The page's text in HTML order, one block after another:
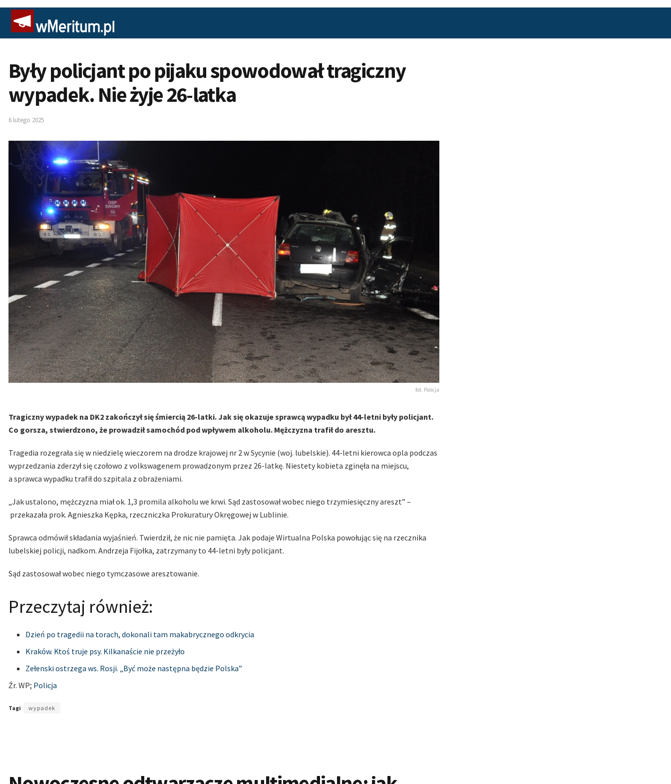
Były policjant po pijaku spowodował tragiczny
wypadek. Nie żyje 26-latka
6 lutego 2025
fot. Policja
Tragiczny wypadek na DK2 zakończył się śmiercią 26-latki. Jak się okazuje sprawcą wypadku był 44-letni były policjant.
Co gorsza, stwierdzono, że prowadził samochód pod wpływem alkoholu. Mężczyzna trafił do aresztu.
Tragedia rozegrała się w niedzielę wieczorem na drodze krajowej nr 2 w Sycynie (woj. lubelskie). 44-letni kierowca opla podczas
wyprzedzania zderzył się czołowo z volkswagenem prowadzonym przez 26-latkę. Niestety kobieta zginęła na miejscu,
a sprawca wypadku trafił do szpitala z obrażeniami.
„Jak ustalono, mężczyzna miał ok. 1,3 promila alkoholu we krwi. Sąd zastosował wobec niego trzymiesięczny areszt” –
przekazała prok. Agnieszka Kępka, rzeczniczka Prokuratury Okręgowej w Lublinie.
Sprawca odmówił składania wyjaśnień. Twierdził, że nic nie pamięta. Jak podaje Wirtualna Polska powołując się na rzecznika
lubelskiej policji, nadkom. Andrzeja Fijołka, zatrzymany to 44-letni były policjant.
Sąd zastosował wobec niego tymczasowe aresztowanie.
Przeczytaj również:
Dzień po tragedii na torach, dokonali tam makabrycznego odkrycia
Kraków. Ktoś truje psy. Kilkanaście nie przeżyło
Zełenski ostrzega ws. Rosji. „Być może następna będzie Polska”
Źr. WP; Policja
Tagi wypadek